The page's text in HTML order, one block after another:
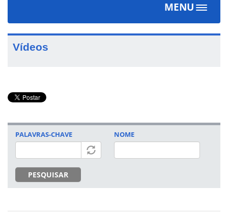
MENU
Toggle
Vídeos
PALAVRAS-CHAVE
PESQUISAR
NOME